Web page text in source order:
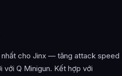
cho Jinx — tăng attack speed
Q Minigun. Kết hợp với